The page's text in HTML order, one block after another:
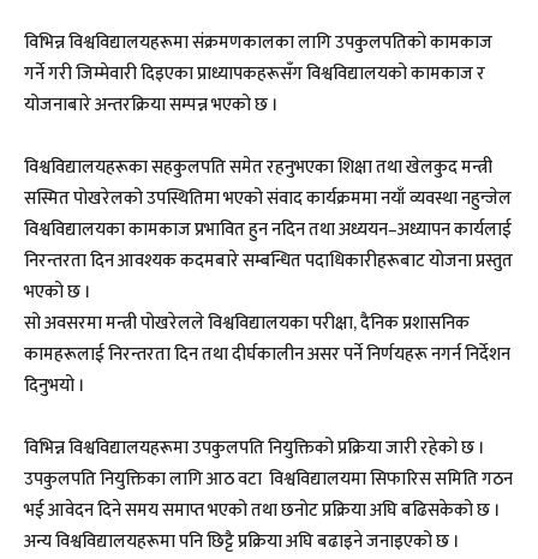
विभिन्न विश्वविद्यालयहरूमा संक्रमणकालका लागि उपकुलपतिको कामकाज
गर्ने गरी जिम्मेवारी दिइएका प्राध्यापकहरूसँग विश्वविद्यालयको कामकाज र
योजनाबारे अन्तरक्रिया सम्पन्न भएको छ ।
विश्वविद्यालयहरूका सहकुलपति समेत रहनुभएका शिक्षा तथा खेलकुद मन्त्री
सस्मित पोखरेलको उपस्थितिमा भएको संवाद कार्यक्रममा नयाँ व्यवस्था नहुन्जेल
विश्वविद्यालयका कामकाज प्रभावित हुन नदिन तथा अध्ययन–अध्यापन कार्यलाई
निरन्तरता दिन आवश्यक कदमबारे सम्बन्धित पदाधिकारीहरूबाट योजना प्रस्तुत
भएको छ ।
सो अवसरमा मन्त्री पोखरेलले विश्वविद्यालयका परीक्षा, दैनिक प्रशासनिक
कामहरूलाई निरन्तरता दिन तथा दीर्घकालीन असर पर्ने निर्णयहरू नगर्न निर्देशन
दिनुभयो ।
विभिन्न विश्वविद्यालयहरूमा उपकुलपति नियुक्तिको प्रक्रिया जारी रहेको छ ।
उपकुलपति नियुक्तिका लागि आठ वटा विश्वविद्यालयमा सिफारिस समिति गठन
भई आवेदन दिने समय समाप्त भएको तथा छनोट प्रक्रिया अघि बढिसकेको छ ।
अन्य विश्वविद्यालयहरूमा पनि छिट्टै प्रक्रिया अघि बढाइने जनाइएको छ ।